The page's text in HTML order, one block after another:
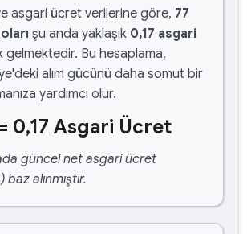
asgari ücret verilerine göre, 77
şu anda yaklaşık 0,17 asgari
gelmektedir. Bu hesaplama,
alım gücünü daha somut bir
yardımcı olur.
0,17 Asgari Ücret
güncel net asgari ücret
baz alınmıştır.